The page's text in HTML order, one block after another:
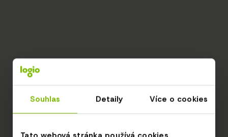
Souhlas Detaily Více o cookies